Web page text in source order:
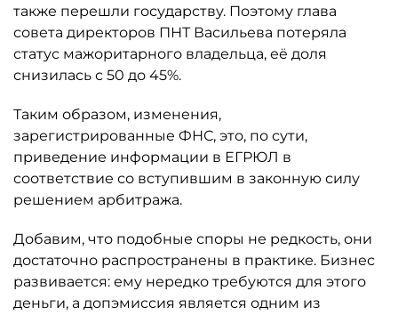
также перешли государству. Поэтому глава
совета директоров ПНТ Васильева потеряла
статус мажоритарного владельца, её доля
снизилась с 50 до 45%.
Таким образом, изменения,
зарегистрированные ФНС, это, по сути,
приведение информации в ЕГРЮЛ в
соответствие со вступившим в законную силу
решением арбитража.
Добавим, что подобные споры не редкость, они
достаточно распространены в практике. Бизнес
развивается: ему нередко требуются для этого
деньги, а допэмиссия является одним из